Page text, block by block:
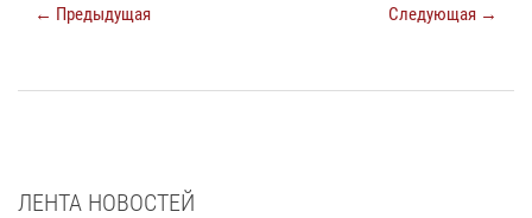
← Предыдущая Следующая →
ЛЕНТА НОВОСТЕЙ